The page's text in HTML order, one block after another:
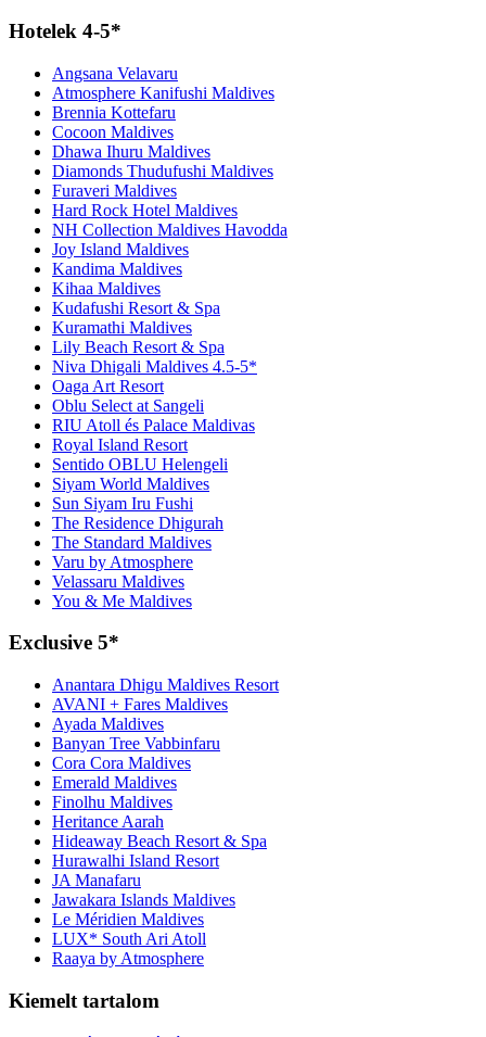
Hotelek 4-5*
Angsana Velavaru
Atmosphere Kanifushi Maldives
Brennia Kottefaru
Cocoon Maldives
Dhawa Ihuru Maldives
Diamonds Thudufushi Maldives
Furaveri Maldives
Hard Rock Hotel Maldives
NH Collection Maldives Havodda
Joy Island Maldives
Kandima Maldives
Kihaa Maldives
Kudafushi Resort & Spa
Kuramathi Maldives
Lily Beach Resort & Spa
Niva Dhigali Maldives 4.5-5*
Oaga Art Resort
Oblu Select at Sangeli
RIU Atoll és Palace Maldivas
Royal Island Resort
Sentido OBLU Helengeli
Siyam World Maldives
Sun Siyam Iru Fushi
The Residence Dhigurah
The Standard Maldives
Varu by Atmosphere
Velassaru Maldives
You & Me Maldives
Exclusive 5*
Anantara Dhigu Maldives Resort
AVANI + Fares Maldives
Ayada Maldives
Banyan Tree Vabbinfaru
Cora Cora Maldives
Emerald Maldives
Finolhu Maldives
Heritance Aarah
Hideaway Beach Resort & Spa
Hurawalhi Island Resort
JA Manafaru
Jawakara Islands Maldives
Le Méridien Maldives
LUX* South Ari Atoll
Raaya by Atmosphere
Kiemelt tartalom